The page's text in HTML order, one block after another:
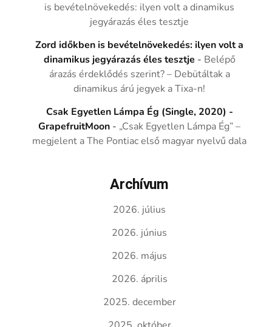
is bevételnövekedés: ilyen volt a dinamikus
jegyárazás éles tesztje
Zord időkben is bevételnövekedés: ilyen volt a
dinamikus jegyárazás éles tesztje - Belépő
árazás érdeklődés szerint? – Debütáltak a
dinamikus árú jegyek a Tixa-n!
Csak Egyetlen Lámpa Ég (Single, 2020) -
GrapefruitMoon - „Csak Egyetlen Lámpa Ég” –
megjelent a The Pontiac első magyar nyelvű dala
Archívum
2026. július
2026. június
2026. május
2026. április
2025. december